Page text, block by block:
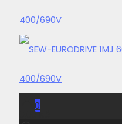
0
0,00 Kč